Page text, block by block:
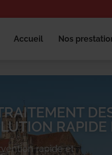
Accueil Nos
RAPIDE
rapide et